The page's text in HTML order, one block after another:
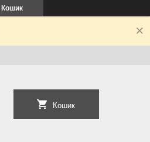
Кошик
Кошик